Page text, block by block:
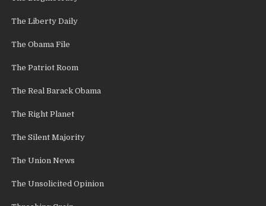
The Liberty Daily
The Obama File
The Patriot Room
The Real Barack Obama
The Right Planet
The Silent Majority
The Union News
The Unsolicited Opinion